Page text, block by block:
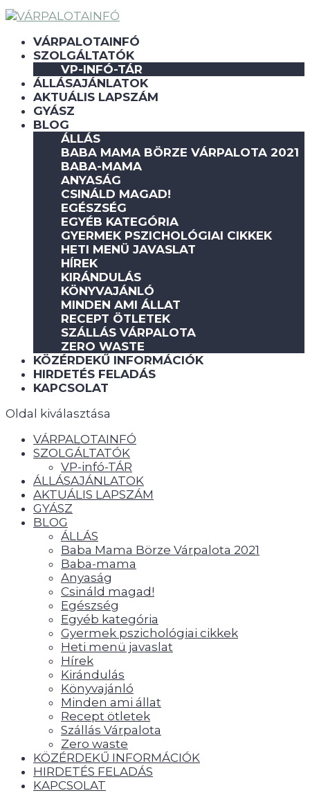
VÁRPALOTAINFÓ
SZOLGÁLTATÓK
VP-INFÓ-TÁR
ÁLLÁSAJÁNLATOK
AKTUÁLIS LAPSZÁM
GYÁSZ
BLOG
ÁLLÁS
BABA MAMA BÖRZE VÁRPALOTA 2021
BABA-MAMA
ANYASÁG
CSINÁLD MAGAD!
EGÉSZSÉG
EGYÉB KATEGÓRIA
GYERMEK PSZICHOLÓGIAI CIKKEK
HETI MENÜ JAVASLAT
HÍREK
KIRÁNDULÁS
KÖNYVAJÁNLÓ
MINDEN AMI ÁLLAT
RECEPT ÖTLETEK
SZÁLLÁS VÁRPALOTA
ZERO WASTE
KÖZÉRDEKŰ INFORMÁCIÓK
HIRDETÉS FELADÁS
KAPCSOLAT
Oldal kiválasztása
VÁRPALOTAINFÓ
SZOLGÁLTATÓK
VP-infó-TÁR
ÁLLÁSAJÁNLATOK
AKTUÁLIS LAPSZÁM
GYÁSZ
BLOG
ÁLLÁS
Baba Mama Börze Várpalota 2021
Baba-mama
Anyaság
Csináld magad!
Egészség
Egyéb kategória
Gyermek pszichológiai cikkek
Heti menü javaslat
Hírek
Kirándulás
Könyvajánló
Minden ami állat
Recept ötletek
Szállás Várpalota
Zero waste
KÖZÉRDEKŰ INFORMÁCIÓK
HIRDETÉS FELADÁS
KAPCSOLAT